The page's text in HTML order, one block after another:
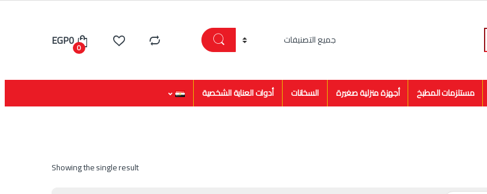
0
EGP0
مستلزمات المطبخ أجهزة منزلية صغيرة السخانات أدوات العناية الشخصية
Showing the single result